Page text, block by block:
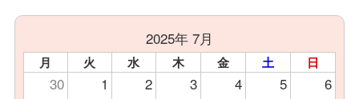
2025年 7月
月 火 水 木 金 土 日
30 1 2 3 4 5 6